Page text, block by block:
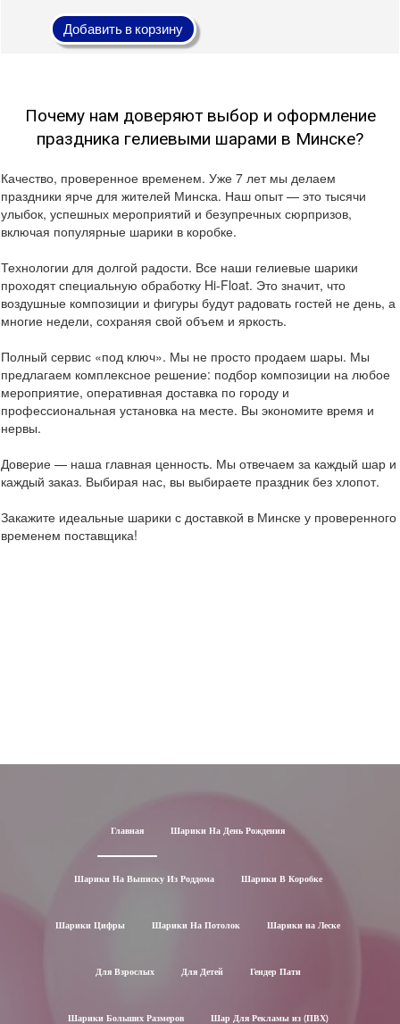
Добавить в корзину
Почему нам доверяют выбор и оформление
праздника гелиевыми шарами в Минске?
Качество, проверенное временем. Уже 7 лет мы делаем
праздники ярче для жителей Минска. Наш опыт — это тысячи
улыбок, успешных мероприятий и безупречных сюрпризов,
включая популярные шарики в коробке.
Технологии для долгой радости. Все наши гелиевые шарики
проходят специальную обработку Hi-Float. Это значит, что
воздушные композиции и фигуры будут радовать гостей не день, а
многие недели, сохраняя свой объем и яркость.
Полный сервис «под ключ». Мы не просто продаем шары. Мы
предлагаем комплексное решение: подбор композиции на любое
мероприятие, оперативная доставка по городу и
профессиональная установка на месте. Вы экономите время и
нервы.
Доверие — наша главная ценность. Мы отвечаем за каждый шар и
каждый заказ. Выбирая нас, вы выбираете праздник без хлопот.
Закажите идеальные шарики с доставкой в Минске у проверенного
временем поставщика!
Главная Шарики На День Рождения
Шарики На Выписку Из Роддома Шарики В Коробке
Шарики Цифры Шарики На Потолок Шарики на Леске
Для Взрослых Для Детей Гендер Пати
Шарики Больших Размеров Шар Для Рекламы из (ПВХ)